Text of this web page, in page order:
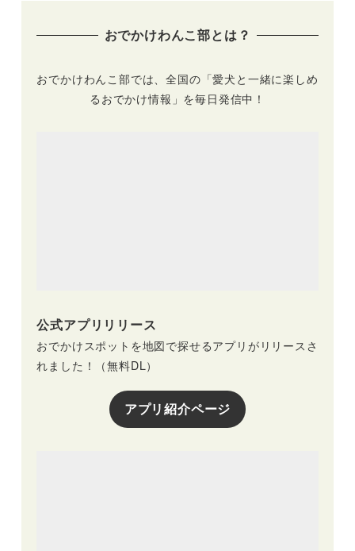
おでかけわんこ部とは？
おでかけわんこ部では、全国の「愛犬と一緒に楽しめ
るおでかけ情報」を毎日発信中！
公式アプリリリース
おでかけスポットを地図で探せるアプリがリリースさ
れました！（無料DL）
アプリ紹介ページ